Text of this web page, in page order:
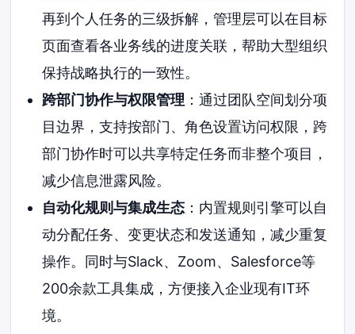
再到个人任务的三级拆解，管理层可以在目标
页面查看各业务线的进度关联，帮助大型组织
保持战略执行的一致性。
跨部门协作与权限管理 ：通过团队空间划分项
目边界，支持按部门、角色设置访问权限，跨
部门协作时可以共享特定任务而非整个项目，
减少信息泄露风险。
自动化规则与集成生态：内置规则引擎可以自
动分配任务、变更状态和发送通知，减少重复
操作。同时与Slack、Zoom、Salesforce等
200余款工具集成，方便接入企业现有IT环
境。